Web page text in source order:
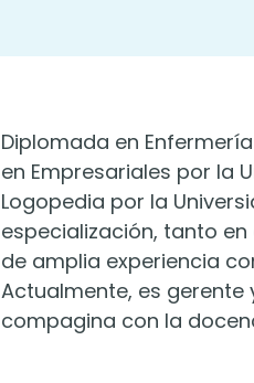
Diplomada en
en Empresariales por la
Logopedia por la
especialización, tanto
de amplia experiencia
Actualmente, es
compagina con la